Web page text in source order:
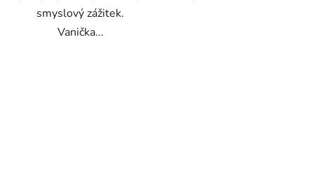
smyslový zážitek.
Vanička...